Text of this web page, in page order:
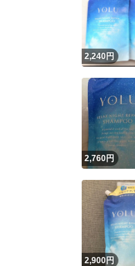
2,240円
2,760円
2,900円